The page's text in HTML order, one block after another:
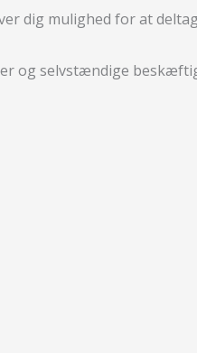
dig mulighed for at
og selvstændige